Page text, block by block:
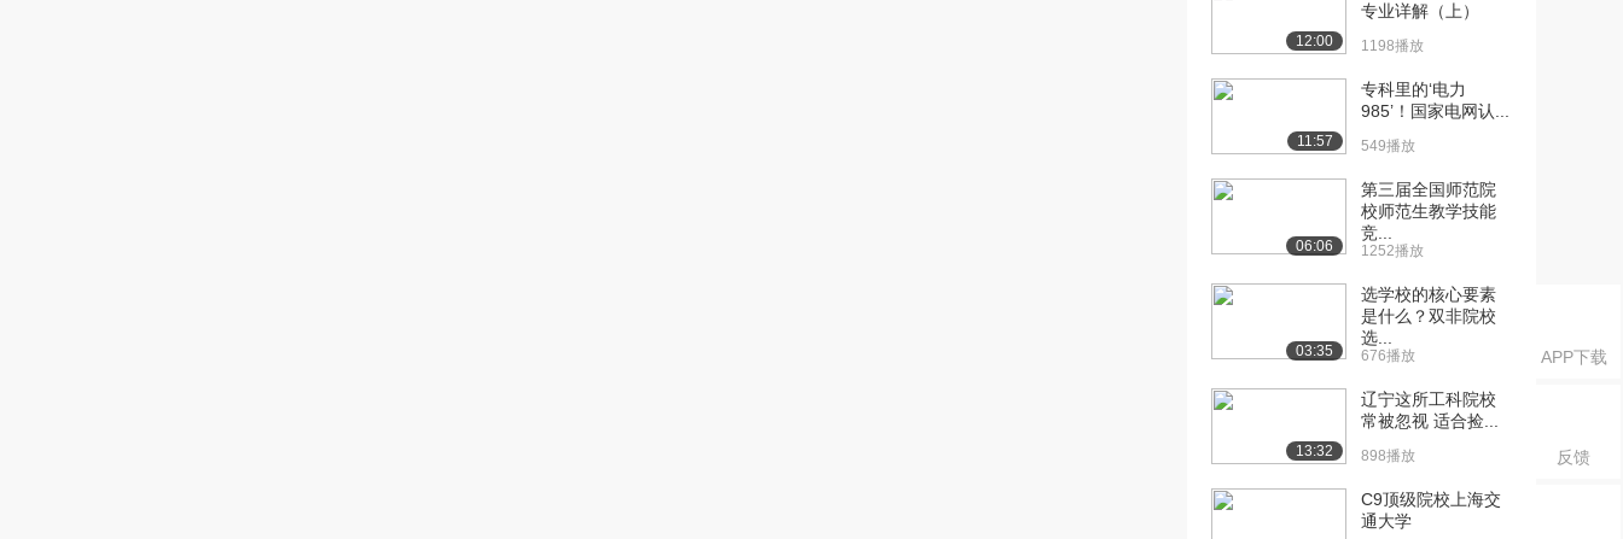
APP下载
反馈
[16] 考研数一、数二、数
三对比，各类院校...
[17] 考研各类院校数学要
00:51
[18] 郑州大学学生考研成
绩，数学成绩
00:31
[19] 考研数学使用参考
书，考研数学复习策...
1445播放
02:30
[20] 考研成功，需要有什
01:58
[21] 通讯专业可以跨考计
00:41
12:00
专业详解（上）
1198播放
11:57
专科里的‘电力
985’！国家电网认...
549播放
06:06
第三届全国师范院
校师范生教学技能
竞...
1252播放
03:35
选学校的核心要素
是什么？双非院校
选...
676播放
13:32
辽宁这所工科院校
常被忽视 适合捡...
898播放
C9顶级院校上海交
通大学